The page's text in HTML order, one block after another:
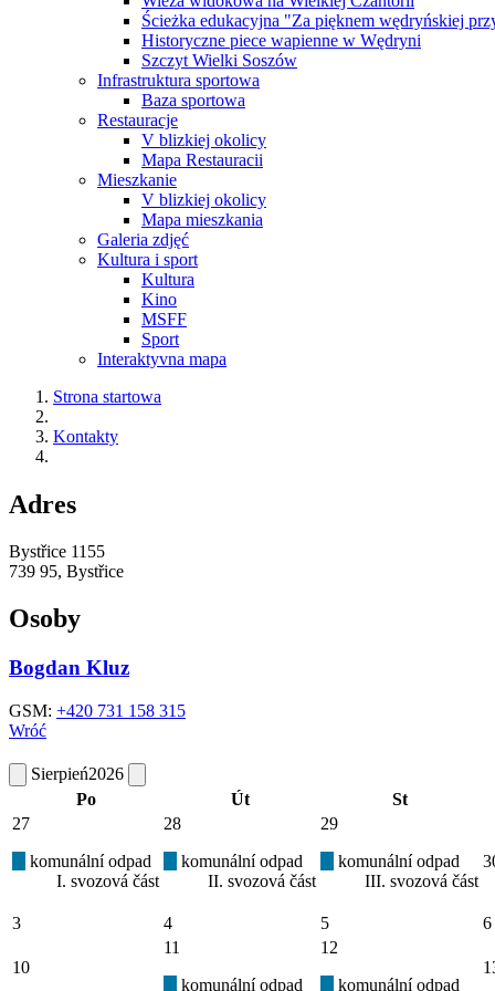
Ścieżka edukacyjna "Za pięknem wędryńskiej
Historyczne piece wapienne w Wędryni
Szczyt Wielki Soszów
Infrastruktura sportowa
Baza sportowa
Restauracje
V blizkiej okolicy
Mapa Restauracii
Mieszkanie
V blizkiej okolicy
Mapa mieszkania
Galeria zdjęć
Kultura i sport
Kultura
Kino
MSFF
Sport
Interaktyvna mapa
Strona startowa
Kontakty
Adres
Bystřice 1155
739 95, Bystřice
Osoby
Bogdan Kluz
GSM: +420 731 158 315
Wróć
Sierpień2026
Po
Út St
27
komunální odpad
I. svozová část
28
komunální odpad
II. svozová část
29
komunální odpad
III. svozová část
3 4 5 6
10
11
komunální odpad
12
komunální odpad